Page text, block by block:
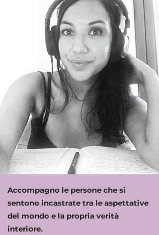
Accompagno le persone che si
sentono incastrate tra le aspettative
del mondo e la propria verità
interiore.